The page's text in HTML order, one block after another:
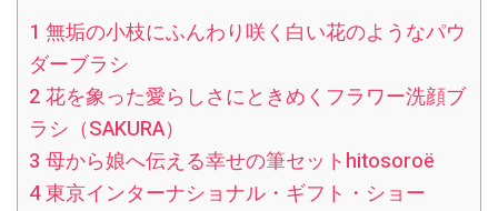
1 無垢の小枝にふんわり咲く白い花のようなパウ
ダーブラシ
2花を象った愛らしさにときめくフラワー洗顔ブ
ラシ（SAKURA）
3 母から娘へ伝える幸せの筆セットhitosoroë
4東京インターナショナル・ギフト・ショー